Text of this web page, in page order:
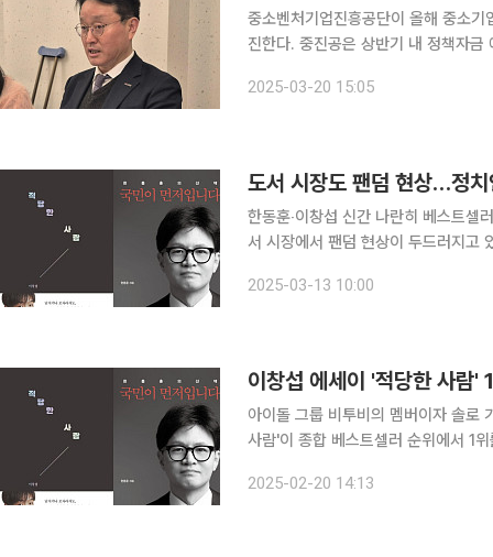
중소벤처기업진흥공단이 올해 중소
진한다. 중진공은 상반기 내 정책자금 예산의 73.9%와 중소기업 모태펀드 출자금 100%를 조기
글로벌 통상 리스크 대응과 중소벤처
2025-03-20 15:05
도서 시장도 팬덤 현상…정치
한동훈‧이창섭 신간 나란히 베스트셀러
서 시장에서 팬덤 현상이 두드러지고
유명 인사들의 책이 베스트셀러 목록
2025-03-13 10:00
이창섭 에세이 '적당한 사람'
아이돌 그룹 비투비의 멤버이자 솔로
사람'이 종합 베스트셀러 순위에서 1위를 차지했다. 20일 예스24에 따
2025-02-20 14:13